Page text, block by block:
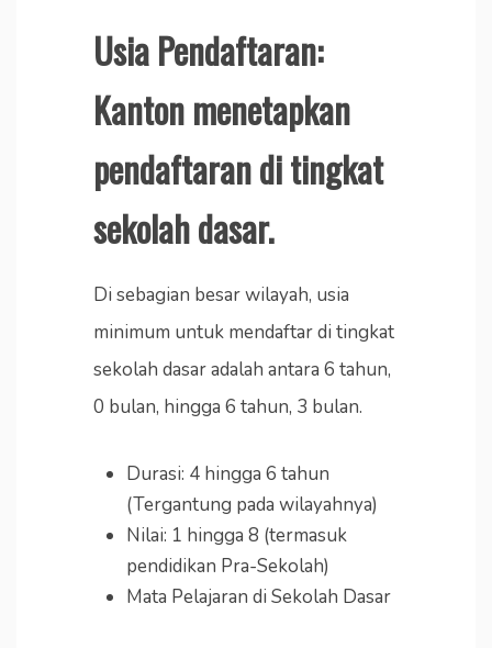
Usia Pendaftaran:
Kanton menetapkan
pendaftaran di tingkat
sekolah dasar.
Di sebagian besar wilayah, usia
minimum untuk mendaftar di tingkat
sekolah dasar adalah antara 6 tahun,
0 bulan, hingga 6 tahun, 3 bulan.
Durasi: 4 hingga 6 tahun
(Tergantung pada wilayahnya)
Nilai: 1 hingga 8 (termasuk
pendidikan Pra-Sekolah)
Mata Pelajaran di Sekolah Dasar